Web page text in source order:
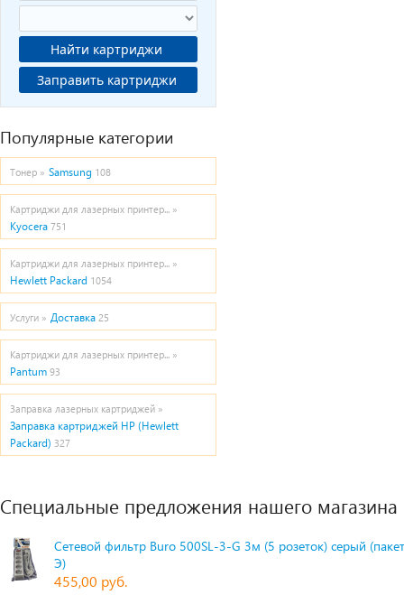
Найти картриджи
Заправить картриджи
Популярные категории
Тонер » Samsung 108
Картриджи для лазерных принтер... »
Kyocera 751
Картриджи для лазерных принтер... »
Hewlett Packard 1054
Услуги » Доставка 25
Картриджи для лазерных принтер... »
Pantum 93
Заправка лазерных картриджей »
Заправка картриджей HP (Hewlett
Packard) 327
Специальные предложения нашего магазина
Сетевой фильтр Buro 500SL-3-G 3м (5 розеток) серый
Э)
455,00 руб.